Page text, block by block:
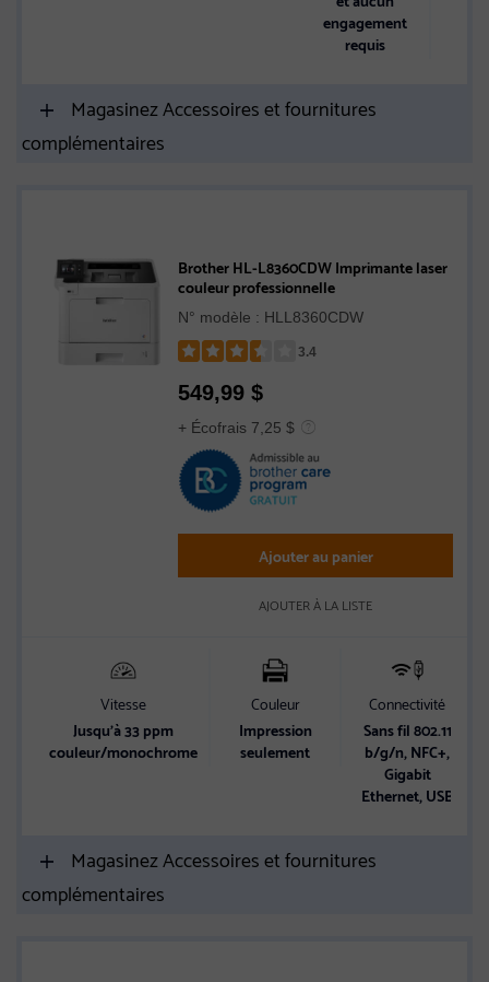
engagement
requis
Magasinez Accessoires et fournitures
complémentaires
Brother HL-L8360CDW Imprimante laser
couleur professionnelle
N° modèle : HLL8360CDW
3.4
3.4
out
5
stars
549,99 $
+ Écofrais 7,25 $
Ajouter au panier
AJOUTER À LA LISTE
Vitesse
Jusqu’à 33 ppm
couleur/monochrome
Couleur
Impression
seulement
Connectivité
Sans fil 802.11
b/g/n, NFC+,
Gigabit
Ethernet, USB
Magasinez Accessoires et fournitures
complémentaires